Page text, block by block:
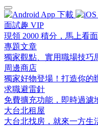
面試趣 VIP
現領 2000 積分，馬上看面
專題文章
獨家觀點、實用職場技巧
周邊商店
獨家好物登場！打造你的
求職避雷針
免費擴充功能，即時過濾
大台北租屋
大台北找房，就來一方生